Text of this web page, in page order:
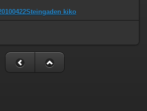
kiko